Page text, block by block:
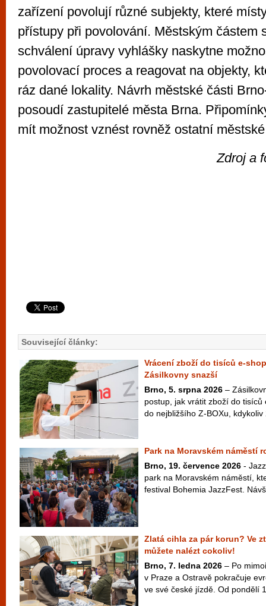
zařízení povolují různé subjekty, které
přístupy při povolování. Městským částem
schválení úpravy vyhlášky naskytne
povolovací proces a reagovat na objekty,
ráz dané lokality. Návrh městské části
posoudí zastupitelé města Brna.
mít možnost vznést rovněž ostatní
Zdroj a
Související články:
Vrácení zboží do tisíců e-
Zásilkovny snazší
Brno, 5. srpna 2026 –
postup, jak vrátit zboží do
do nejbližšího Z-BOXu,
Park na Moravském náměstí
Brno, 19. července 2026 -
park na Moravském náměstí,
festival Bohemia JazzFest.
Zlatá cihla za pár korun? Ve
můžete nalézt cokoliv!
Brno, 7. ledna 2026 – Po
v Praze a Ostravě pokračuje
ve své české jízdě. Od pondělí